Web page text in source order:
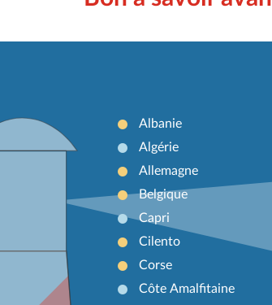
Albanie
Algérie
Allemagne
Belgique
Capri
Cilento
Corse
Côte Amalfitaine